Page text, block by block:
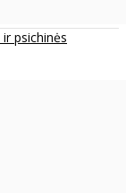
psichinės